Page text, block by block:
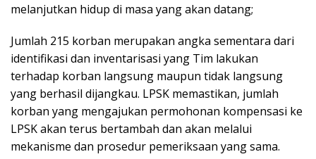
melanjutkan hidup di masa yang akan datang;
Jumlah 215 korban merupakan angka sementara dari
identifikasi dan inventarisasi yang Tim lakukan
terhadap korban langsung maupun tidak langsung
yang berhasil dijangkau. LPSK memastikan, jumlah
korban yang mengajukan permohonan kompensasi ke
LPSK akan terus bertambah dan akan melalui
mekanisme dan prosedur pemeriksaan yang sama.